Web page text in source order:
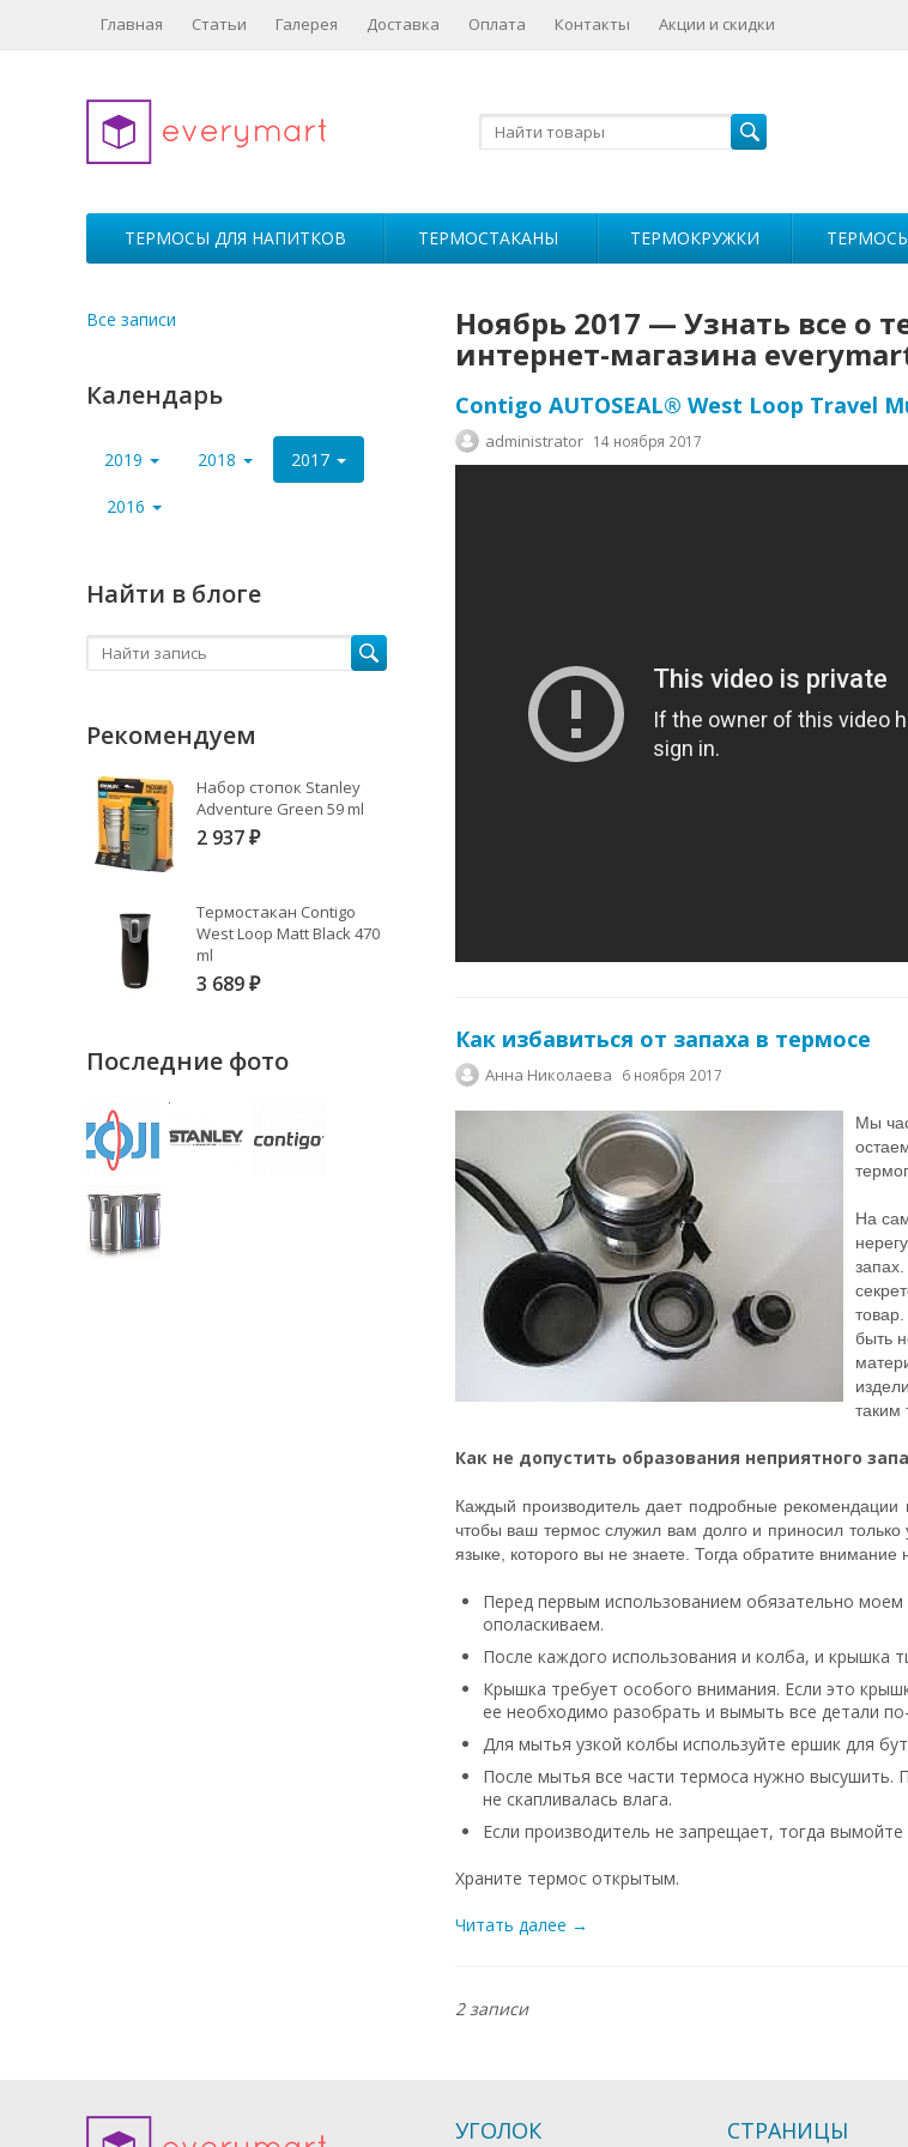
Главная Статьи Галерея Доставка Оплата Контакты Акции и скидки
ТЕРМОСЫ ДЛЯ НАПИТКОВ ТЕРМОСТАКАНЫ ТЕРМОКРУЖКИ
Ноябрь 2017 — Узнать все о
интернет-магазина
Contigo AUTOSEAL® West Loop Travel
administrator 14 ноября 2017
Как избавиться от запаха в термосе
Анна Николаева 6 ноября 2017
Мы
На
быть
таким
Как не допустить образования неприятного
Каждый производитель дает подробные
чтобы ваш термос служил вам долго и приносил только
языке, которого вы не знаете. Тогда обратите внимание
Перед первым использованием обязательно
ополаскиваем.
После каждого использования и колба, и крышка
Крышка требует особого внимания. Если это
ее необходимо разобрать и вымыть все детали
Для мытья узкой колбы используйте ершик для
После мытья все части термоса нужно высушить.
не скапливалась влага.
Если производитель не запрещает, тогда
Храните термос открытым.
Читать далее →
2 записи
Все записи
Календарь
2019 2018 2017
2016
Найти в блоге
Рекомендуем
Набор стопок Stanley
Adventure Green 59 ml
2 937 ₽
Термостакан Contigo
West Loop Matt Black 470
ml
3 689 ₽
Последние фото
УГОЛОК
СТРАНИЦЫ